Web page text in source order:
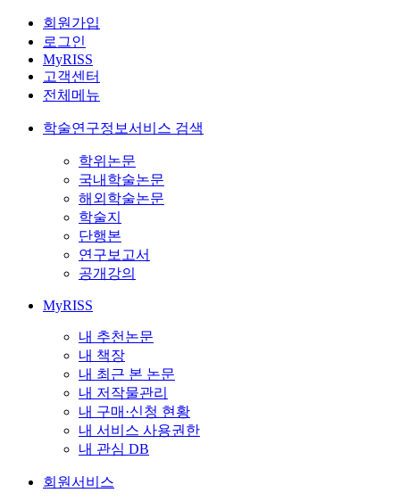
회원가입
로그인
MyRISS
고객센터
전체메뉴
학술연구정보서비스 검색
학위논문
국내학술논문
해외학술논문
학술지
단행본
연구보고서
공개강의
MyRISS
내 추천논문
내 책장
내 최근 본 논문
내 저작물관리
내 구매·신청 현황
내 서비스 사용권한
내 관심 DB
회원서비스